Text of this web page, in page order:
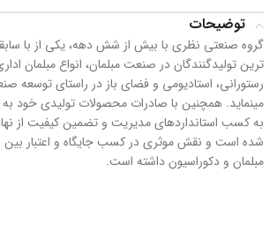
توضیحات
گروه صنعتی نظری با بیش از شش دهه، یکی از با
ترین تولیدگنندگان در صنعت مبلمان، انواع مبلمان
رستورانی، استادیومی و فضای باز در راستای توسعه
مینماید. همچنین با صادرات محصولات تولیدی خود به
به کسب استانداردهای مدیریت و تضمین کیفیت از
شده است و نقش موثری در کسب جایگاه و اعتبار بین
مبلمان و دکوراسیون داشته است.